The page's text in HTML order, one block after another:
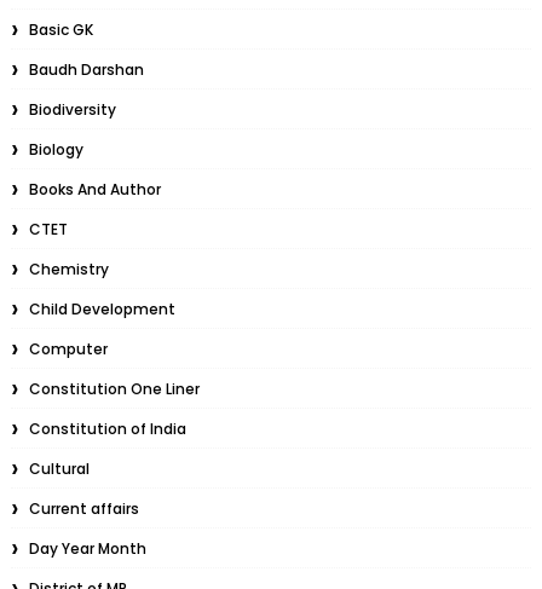
Basic GK
Baudh Darshan
Biodiversity
Biology
Books And Author
CTET
Chemistry
Child Development
Computer
Constitution One Liner
Constitution of India
Cultural
Current affairs
Day Year Month